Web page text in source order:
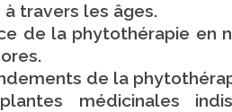
travers les âges.
de la phytothérapie en
de la
médicinales